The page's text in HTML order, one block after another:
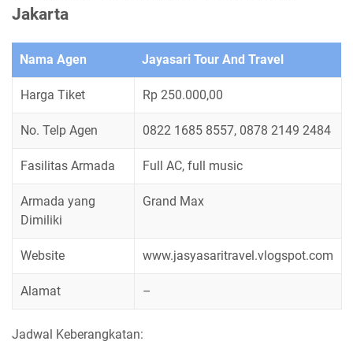
Jakarta
Nama Agen Jayasari Tour And Travel
Harga Tiket Rp 250.000,00
No. Telp Agen 0822 1685 8557, 0878 2149 2484
Fasilitas Armada Full AC, full music
Armada yang
Dimiliki
Grand Max
Website www.jasyasaritravel.vlogspot.com
Alamat –
Jadwal Keberangkatan: